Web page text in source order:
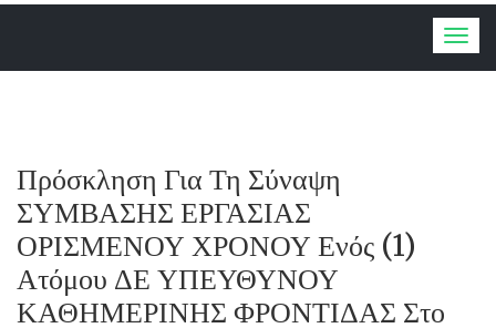
Πρόσκληση Για Τη Σύναψη
ΣΥΜΒΑΣΗΣ ΕΡΓΑΣΙΑΣ
ΟΡΙΣΜΕΝΟΥ ΧΡΟΝΟΥ Ενός (1)
Ατόμου ΔΕ ΥΠΕΥΘΥΝΟΥ
ΚΑΘΗΜΕΡΙΝΗΣ ΦΡΟΝΤΙΔΑΣ Στο